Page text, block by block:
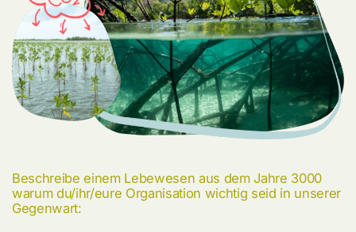
Beschreibe einem Lebewesen aus dem Jahre 3000
warum du/ihr/eure Organisation wichtig seid in unserer
Gegenwart: